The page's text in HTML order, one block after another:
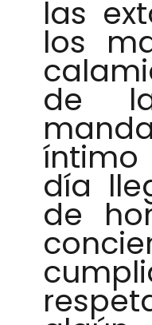
las
los
de
íntimo
día
de